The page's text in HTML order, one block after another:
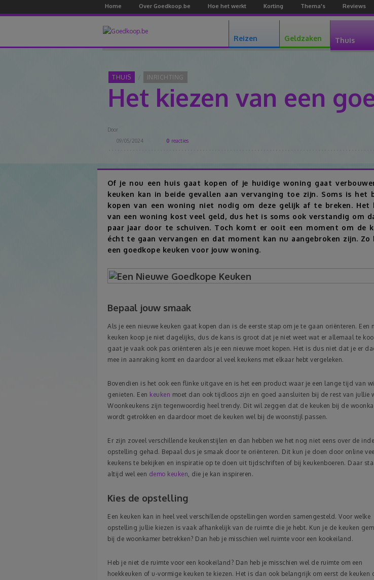
Home Over Goedkoop.be Hoe het werkt Korting Thema's Reviews
Reizen Geldzaken Thuis
THUIS INRICHTING
Het kiezen van een
Door
09/05/2024
0 reacties
Of je nou een huis gaat kopen of je huidige woning gaat
keuken kan in beide gevallen aan vervanging toe zijn. Soms is het
kopen van een woning niet nodig om deze gelijk af te breken. Het
van een woning kost veel geld, dus het is soms ook verstandig om
paar jaar door te schuiven. Toch komt er ooit een moment om de
écht te gaan vervangen en dat moment kan nu aangebroken zijn. Zo
een goedkope keuken voor jouw woning.
Bepaal jouw smaak
Als je een nieuwe keuken gaat kopen dan is de eerste stap om je te gaan oriënteren. Een
keuken koop je niet dagelijks, dus de kans is groot dat je niet weet wat er allemaal te
gaat je vaak ook pas oriënteren als je een nieuwe moet kopen. Het is dus niet dat je er
mee in aanraking komt en daardoor al veel keukens met elkaar hebt vergeleken.
Bovendien is het ook een flinke uitgave en is het een product waar je een lange tijd van wil
genieten. Een keuken moet dan ook tijdloos zijn en goed aansluiten bij de rest van jullie
Woonkeukens zijn tegenwoordig heel trendy. Dit wil zeggen dat de keuken bij de
wordt getrokken en daardoor moet de keuken wel bij de woonstijl passen.
Er zijn zoveel verschillende keukenstijlen en dan hebben we het nog niet eens over de
opstelling gehad. Bepaal dus je smaak door te oriënteren. Dit kun je doen door online veel
keukens te bekijken en inspiratie op te doen uit tijdschriften of bij keukenboeren. Daar
altijd wel een demo keuken , die je kan inspireren.
Kies de opstelling
Een keuken kan in heel veel verschillende opstellingen worden samengesteld. Voor welke
opstelling jullie kiezen is vaak afhankelijk van de ruimte die je hebt. Kun je de keuken
bij de woonkamer betrekken? Dan heb je misschien wel ruimte voor een kookeiland.
Heb je niet de ruimte voor een kookeiland? Dan heb je misschien wel de ruimte om een
hoekkeuken of u-vormige keuken te kiezen. Het is dan ook belangrijk om eerst de keuken